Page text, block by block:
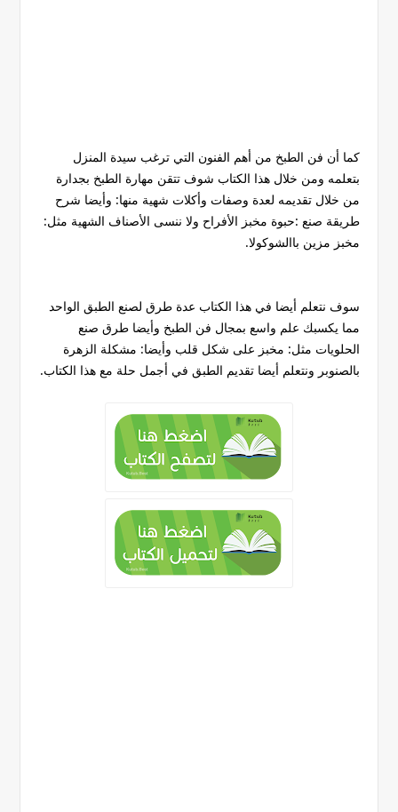
كما أن فن الطبخ من أهم الفنون التي ترغب سيدة المنزل
بتعلمه ومن خلال هذا الكتاب شوف تتقن مهارة الطبخ بجدارة
من خلال تقديمه لعدة وصفات وأكلات شهية منها: وأيضا شرح
طريقة صنع :حبوة مخبز الأفراح ولا ننسى الأصناف الشهية مثل:
مخبز مزين باالشوكولا.
سوف نتعلم أيضا في هذا الكتاب عدة طرق لصنع الطبق الواحد
مما يكسبك علم واسع بمجال فن الطبخ وأيضا طرق صنع
الحلويات مثل: مخبز على شكل قلب وأيضا: مشكلة الزهرة
بالصنوبر ونتعلم أيضا تقديم الطبق في أجمل حلة مع هذا الكتاب.